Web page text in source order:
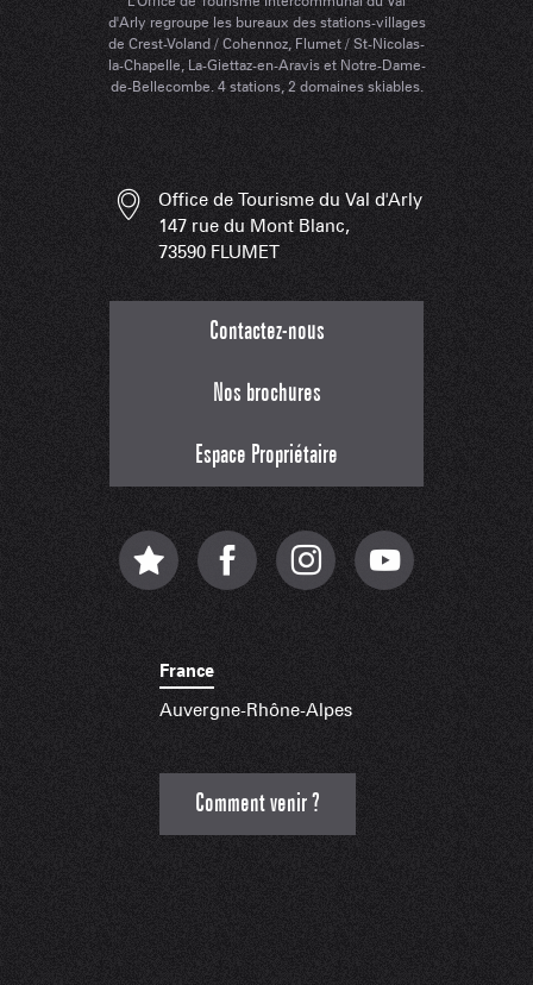
d'Arly regroupe les bureaux des stations-villages
de Crest-Voland / Cohennoz, Flumet / St-Nicolas-
la-Chapelle, La-Giettaz-en-Aravis et Notre-Dame-
de-Bellecombe. 4 stations, 2 domaines skiables.
Office de Tourisme du Val d'Arly
147 rue du Mont Blanc,
73590 FLUMET
Contactez-nous
Nos brochures
Espace Propriétaire
France
Auvergne-Rhône-Alpes
Comment venir ?